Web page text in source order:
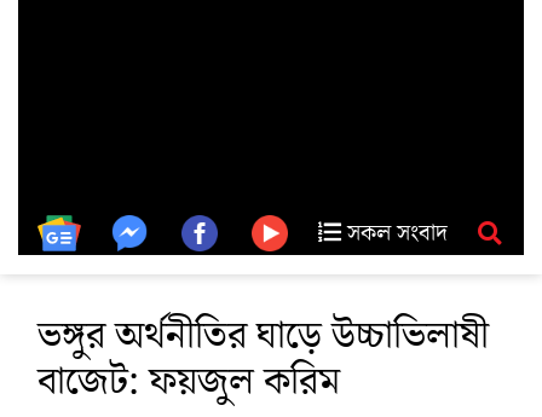
সকল সংবাদ
ভঙ্গুর অর্থনীতির ঘাড়ে উচ্চাভিলাষী
বাজেট: ফয়জুল করিম